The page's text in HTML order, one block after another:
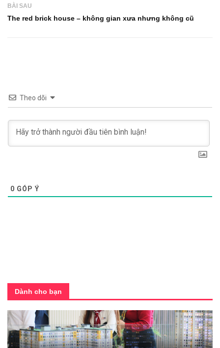
BÀI SAU
The red brick house – không gian xưa nhưng không cũ
Theo dõi
0 GÓP Ý
Dành cho bạn